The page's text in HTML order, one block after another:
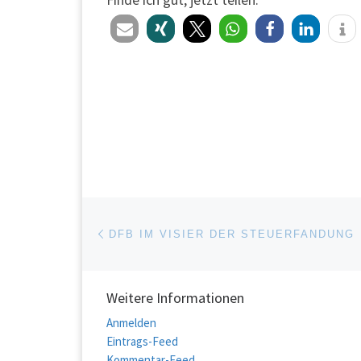
Beitragsnavigation
DFB IM VISIER DER STEUERFANDUNG
Weitere Informationen
Anmelden
Eintrags-Feed